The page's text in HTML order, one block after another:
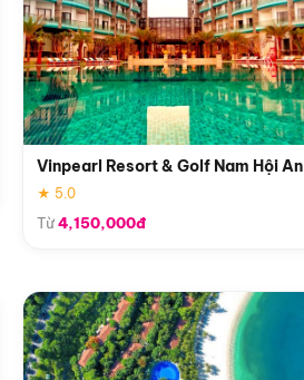
Vinpearl Resort & Golf Nam Hội An
★ 5.0
Từ4,150,000đ